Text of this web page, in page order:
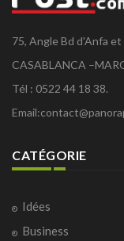
75, Angle Bd d'Anfa
CASABLANCA
Tél : 0522 44 18 38.
Email:
CATÉGORIE
Idées
Business